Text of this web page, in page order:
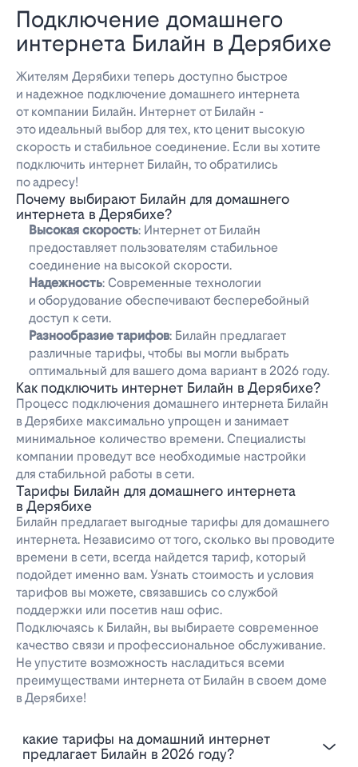
Подключение домашнего
интернета Билайн в Дерябихе
Жителям Дерябихи теперь доступно быстрое
и надежное подключение домашнего интернета
от компании Билайн. Интернет от Билайн -
это идеальный выбор для тех, кто ценит высокую
скорость и стабильное соединение. Если вы хотите
подключить интернет Билайн, то обратились
по адресу!
Почему выбирают Билайн для домашнего
интернета в Дерябихе?
Высокая скорость: Интернет от Билайн
предоставляет пользователям стабильное
соединение на высокой скорости.
Надежность: Современные технологии
и оборудование обеспечивают бесперебойный
доступ к сети.
Разнообразие тарифов: Билайн предлагает
различные тарифы, чтобы вы могли выбрать
оптимальный для вашего дома вариант в 2026 году.
Как подключить интернет Билайн в Дерябихе?
Процесс подключения домашнего интернета Билайн
в Дерябихе максимально упрощен и занимает
минимальное количество времени. Специалисты
компании проведут все необходимые настройки
для стабильной работы в сети.
Тарифы Билайн для домашнего интернета
в Дерябихе
Билайн предлагает выгодные тарифы для домашнего
интернета. Независимо от того, сколько вы проводите
времени в сети, всегда найдется тариф, который
подойдет именно вам. Узнать стоимость и условия
тарифов вы можете, связавшись со службой
поддержки или посетив наш офис.
Подключаясь к Билайн, вы выбираете современное
качество связи и профессиональное обслуживание.
Не упустите возможность насладиться всеми
преимуществами интернета от Билайн в своем доме
в Дерябихе!
Какие тарифы на домашний интернет
предлагает Билайн в 2026 году?